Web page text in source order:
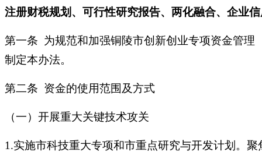
注册财税规划、可行性研究报告、两化融合、企业
第一条 为规范和加强铜陵市创新创业专项资金管理
制定本办法。
第二条 资金的使用范围及方式
（一）开展重大关键技术攻关
1.实施市科技重大专项和市重点研究与开发计划。